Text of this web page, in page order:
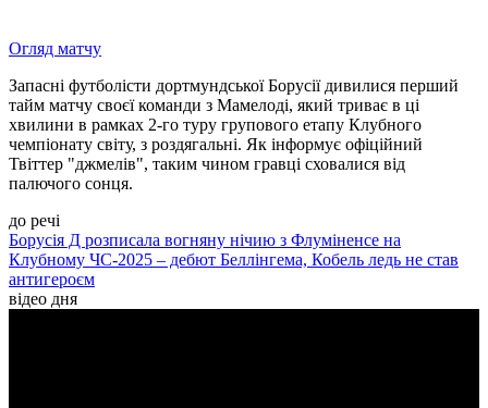
Огляд матчу
Запасні футболісти дортмундської Борусії дивилися перший
тайм матчу своєї команди з Мамелоді, який триває в ці
хвилини в рамках 2-го туру групового етапу Клубного
чемпіонату світу, з роздягальні. Як інформує офіційний
Твіттер "джмелів", таким чином гравці сховалися від
палючого сонця.
до речі
Борусія Д розписала вогняну нічию з Флуміненсе на
Клубному ЧС-2025 – дебют Беллінгема, Кобель ледь не став
антигероєм
відео дня